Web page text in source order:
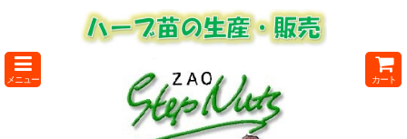
メニュー カート